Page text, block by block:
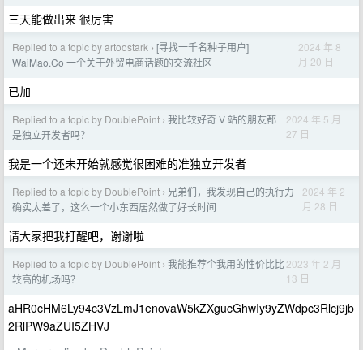
三天能做出来 很厉害
Replied to a topic by artoostark › [寻找一千名种子用户]
WaiMao.Co 一个关于外贸电商话题的交流社区
2024 年 8
月 20 日
已加
Replied to a topic by DoublePoint › 我比较好奇 V 站的朋友都
是独立开发者吗？
2024 年 5 月
27 日
我是一个还未开始就感觉很困难的准独立开发者
Replied to a topic by DoublePoint › 兄弟们，我发现自己的执行力
确实太差了，这么一个小东西居然做了好长时间
2024 年 2
月 28 日
请大家把我打醒吧，谢谢啦
Replied to a topic by DoublePoint › 我能推荐个我用的性价比比
较高的机场吗？
2023 年 2 月
13 日
aHR0cHM6Ly94c3VzLmJ1enovaW5kZXgucGhwIy9yZWdpc3Rlcj9jb
2RlPW9aZUI5ZHVJ